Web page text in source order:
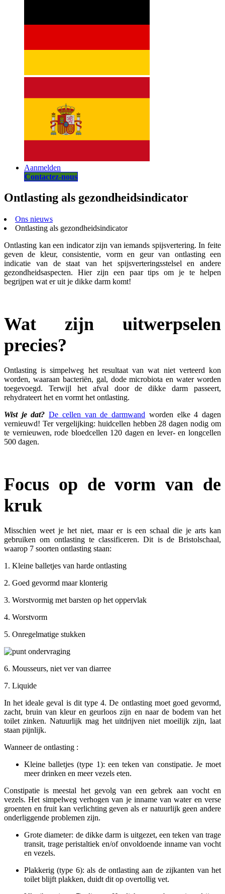
Aanmelden
Contactez-nous
Ontlasting als gezondheidsindicator
Ons nieuws
Ontlasting als gezondheidsindicator
Ontlasting kan een indicator zijn van iemands spijsvertering. In feite
geven de kleur, consistentie, vorm en geur van ontlasting een
indicatie van de staat van het spijsverteringsstelsel en andere
gezondheidsaspecten. Hier zijn een paar tips om je te helpen
begrijpen wat er uit je dikke darm komt!
Wat zijn uitwerpselen
precies?
Ontlasting is simpelweg het resultaat van wat niet verteerd kon
worden, waaraan bacteriën, gal, dode microbiota en water worden
toegevoegd. Terwijl het afval door de dikke darm passeert,
rehydrateert het en vormt het ontlasting.
Wist je dat?De cellen van de darmwand worden elke 4 dagen
vernieuwd! Ter vergelijking: huidcellen hebben 28 dagen nodig om
te vernieuwen, rode bloedcellen 120 dagen en lever- en longcellen
500 dagen.
Focus op de vorm van de
kruk
Misschien weet je het niet, maar er is een schaal die je arts kan
gebruiken om ontlasting te classificeren. Dit is de Bristolschaal,
waarop 7 soorten ontlasting staan:
1. Kleine balletjes van harde ontlasting
2. Goed gevormd maar klonterig
3. Worstvormig met barsten op het oppervlak
4. Worstvorm
5. Onregelmatige stukken
6. Mousseurs, niet ver van diarree
7. Liquide
In het ideale geval is dit type 4. De ontlasting moet goed gevormd,
zacht, bruin van kleur en geurloos zijn en naar de bodem van het
toilet zinken. Natuurlijk mag het uitdrijven niet moeilijk zijn, laat
staan pijnlijk.
Wanneer de ontlasting :
Kleine balletjes (type 1): een teken van constipatie. Je moet
meer drinken en meer vezels eten.
Constipatie is meestal het gevolg van een gebrek aan vocht en
vezels. Het simpelweg verhogen van je inname van water en verse
groenten en fruit kan verlichting geven als er natuurlijk geen andere
onderliggende problemen zijn.
Grote diameter: de dikke darm is uitgezet, een teken van trage
transit, trage peristaltiek en/of onvoldoende inname van vocht
en vezels.
Plakkerig (type 6): als de ontlasting aan de zijkanten van het
toilet blijft plakken, duidt dit op overtollig vet.